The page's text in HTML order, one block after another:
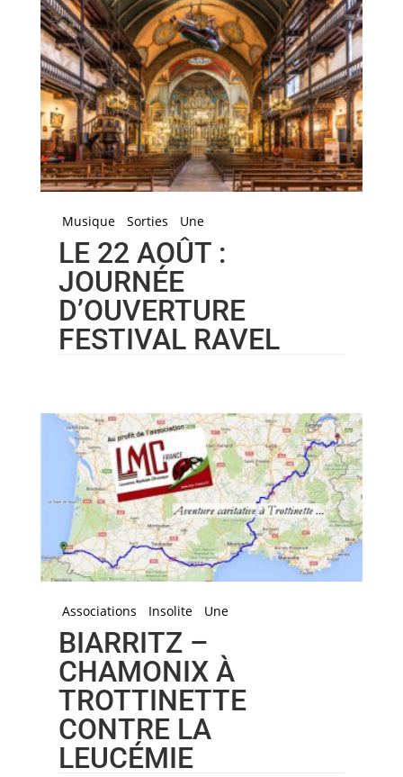
Musique Sorties Une
LE 22 AOÛT :
JOURNÉE
D’OUVERTURE
FESTIVAL RAVEL
Associations Insolite Une
BIARRITZ –
CHAMONIX À
TROTTINETTE
CONTRE LA
LEUCÉMIE